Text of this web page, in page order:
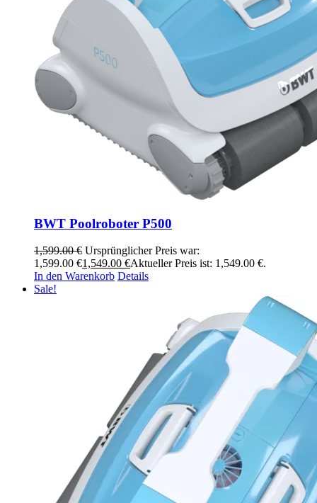
BWT Poolroboter P500
1,599.00€ Ursprünglicher Preis war:
1,599.00 €1,549.00 €Aktueller Preis ist: 1,549.00 €.
In den Warenkorb Details
Sale!